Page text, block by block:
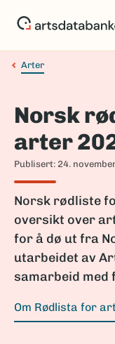
Arter
Norsk
arter
Publisert: 24.
Norsk rødliste
oversikt over
for å dø ut fra
utarbeidet av
samarbeid med
Om Rødlista for